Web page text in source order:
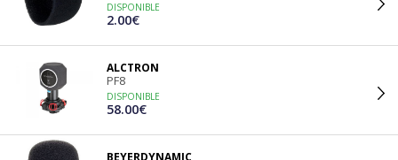
DISPONIBLE
2.00€
ALCTRON
PF8
DISPONIBLE
58.00€
BEYERDYNAMIC